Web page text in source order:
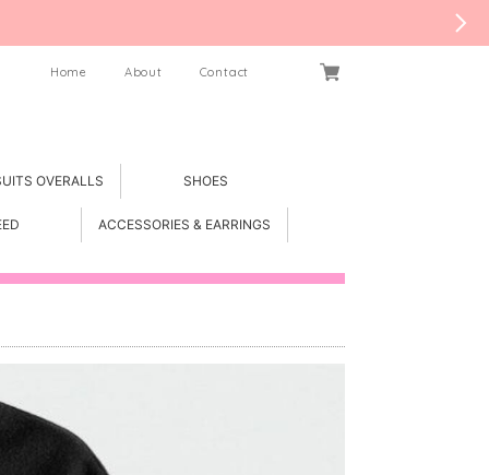
Home About Contact
OVERALLS SHOES
ACCESSORIES & EARRINGS